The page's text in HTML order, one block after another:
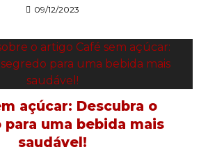
09/12/2023
açúcar: Descubra o
para uma bebida mais
saudável!